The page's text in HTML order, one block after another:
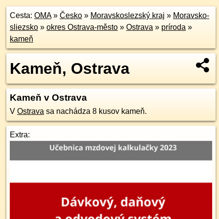
Cesta: OMA» Česko » Moravskoslezský kraj » Moravsko-
sliezsko » okres Ostrava-město » Ostrava » príroda »
kameň
Kameň, Ostrava
Kameň v Ostrava
V Ostrava sa nachádza 8 kusov kameň.
Extra: